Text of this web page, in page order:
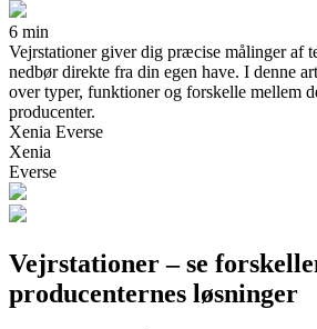
6 min
Vejrstationer giver dig præcise målinger af
nedbør direkte fra din egen have. I denne
over typer, funktioner og forskelle mellem
producenter.
Xenia Everse
Xenia
Everse
Vejrstationer – se
producenternes løsninger